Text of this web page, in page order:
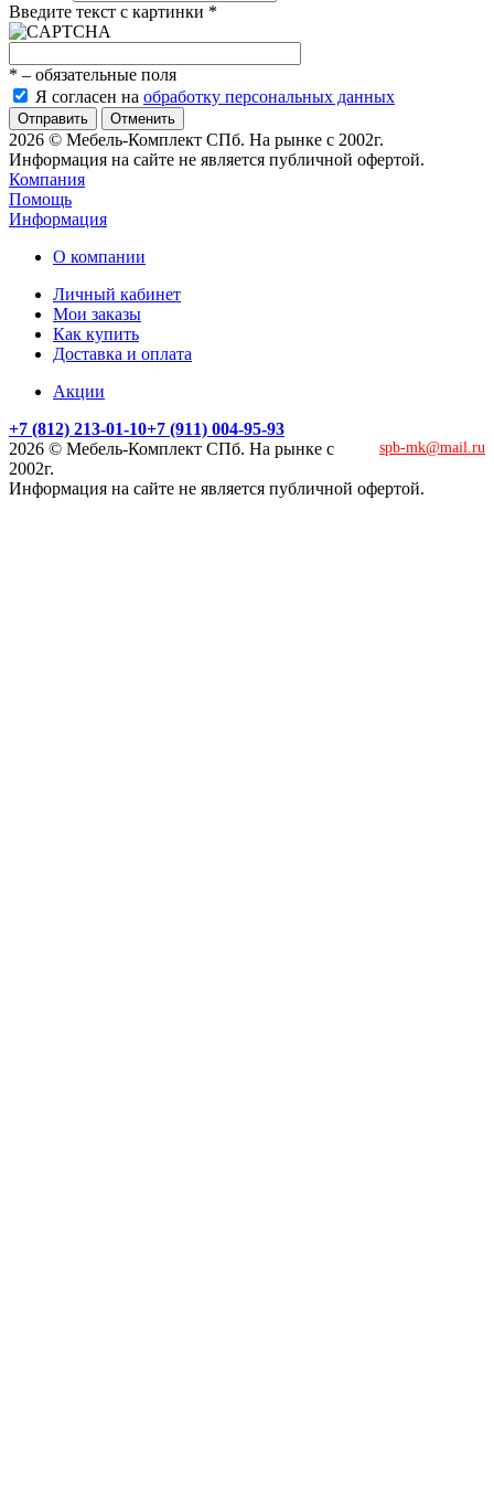
Введите текст с картинки *
* – обязательные поля
Я согласен на обработку персональных данных
Отменить
2026 © Мебель-Комплект СПб. На рынке с 2002г.
Информация на сайте не является публичной офертой.
Компания
Помощь
Информация
О компании
Личный кабинет
Мои заказы
Как купить
Доставка и оплата
Акции
+7 (812) 213-01-10+7 (911) 004-95-93
spb-mk@mail.ru
2026 © Мебель-Комплект СПб. На рынке с
2002г.
Информация на сайте не является публичной офертой.